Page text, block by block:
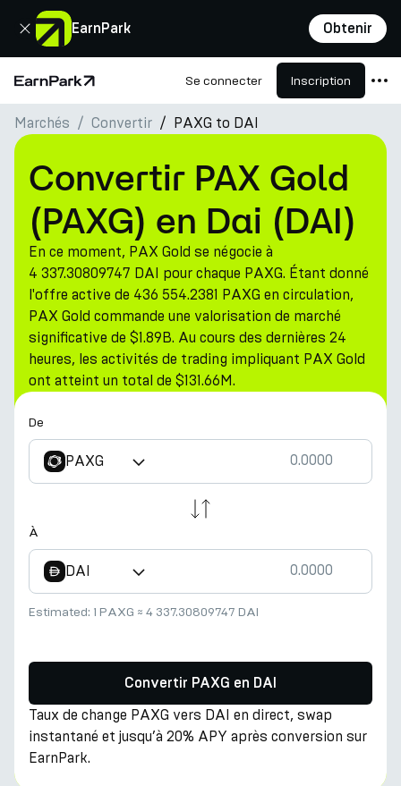
EarnPark Obtenir
Fermer
Page d'accueil Se connecter Inscription
Produits
Marchés
Calculatrices
PARK Token
Ressources
Entreprise
Marchés Convertir PAXG to DAI
Convertir PAX Gold
(PAXG) en Dai (DAI)
En ce moment, PAX Gold se négocie à
4 337.30809747 DAI pour chaque PAXG. Étant donné
l'offre active de 436 554.2381 PAXG en circulation,
PAX Gold commande une valorisation de marché
significative de $1.89B. Au cours des dernières 24
heures, les activités de trading impliquant PAX Gold
ont atteint un total de $131.66M.
De
PAXG
À
DAI
Estimated: 1 PAXG ≈ 4 337.30809747 DAI
Convertir PAXG en DAI
Taux de change PAXG vers DAI en direct, swap
instantané et jusqu’à 20% APY après conversion sur
EarnPark.